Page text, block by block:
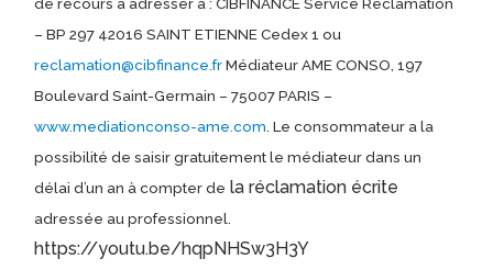
– BP 297 42016 SAINT ETIENNE Cedex 1 ou
reclamation@cibfinance.frMédiateur AME CONSO, 197
Boulevard Saint-Germain – 75007 PARIS –
www.mediationconso-ame.com . Le consommateur a la
possibilité de saisir gratuitement le médiateur dans un
délai d’un an à compter de la réclamation écrite
adressée au professionnel.
https://youtu.be/hqpNHSw3H3Y